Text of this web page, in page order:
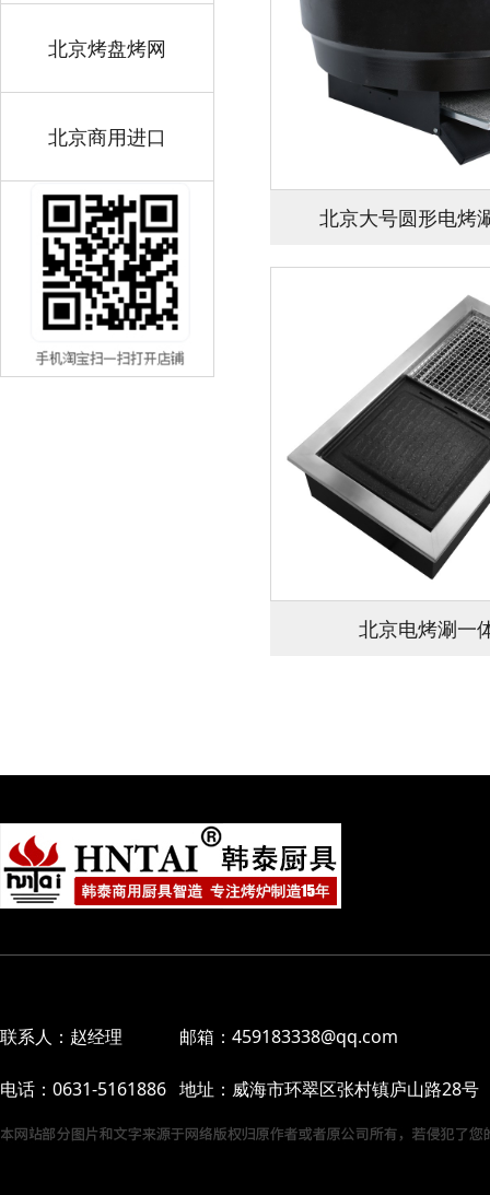
北京烤盘烤网
北京商用进口
北京大号圆形电烤
北京电烤涮一
联系人：赵经理 邮箱：459183338@qq.com
电话：0631-5161886 地址：威海市环翠区张村镇庐山路28号